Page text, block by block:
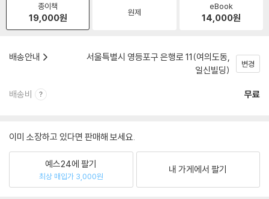
종이책
19,000원 원제
eBook
14,000원
배송안내
서울특별시 영등포구 은행로 11(여의도동,
일신빌딩)
변경
배송비 무료
이미 소장하고 있다면 판매해 보세요.
예스24에 팔기
최상 매입가 3,000원
내 가게에서 팔기